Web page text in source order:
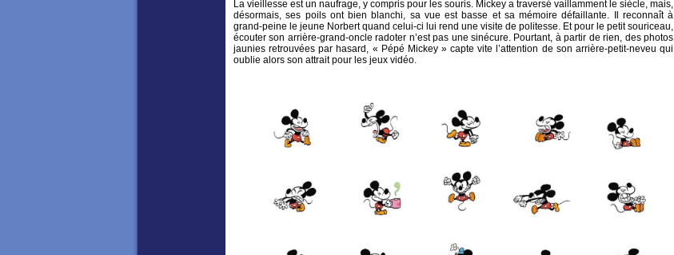
La vieillesse est un naufrage, y compris pour les souris. Mickey a traversé vaillamment le siècle, mais,
désormais, ses poils ont bien blanchi, sa vue est basse et sa mémoire défaillante. Il reconnaît à
grand-peine le jeune Norbert quand celui-ci lui rend une visite de politesse. Et pour le petit souriceau,
écouter son arrière-grand-oncle radoter n’est pas une sinécure. Pourtant, à partir de rien, des photos
jaunies retrouvées par hasard, « Pépé Mickey » capte vite l’attention de son arrière-petit-neveu qui
oublie alors son attrait pour les jeux vidéo.